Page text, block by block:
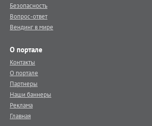
Безопасность
Вопрос-ответ
Вендинг в мире
О портале
Контакты
О портале
Партнеры
Наши баннеры
Реклама
Главная